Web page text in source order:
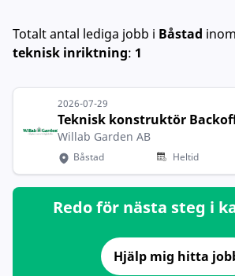
Totalt antal lediga jobb i Båstad inom
teknisk inriktning: 1
2026-07-29
Teknisk konstruktör
Willab Garden AB
Båstad Heltid
Redo för nästa steg i
Hjälp mig hitta